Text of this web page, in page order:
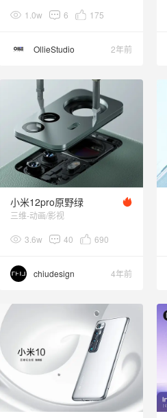
1.0w 6 175
OllieStudio 2年前
小米12pro原野绿
三维-动画/影视
3.6w 40 690
chiudesign 4年前